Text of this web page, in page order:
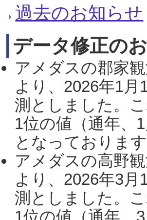
過去のお知らせ
データ修正の
アメダスの郡家
より、2026年1
測としました。
1位の値（通年、
となっておりま
アメダスの高野
より、2026年3
測としました。
1位の値（通年、